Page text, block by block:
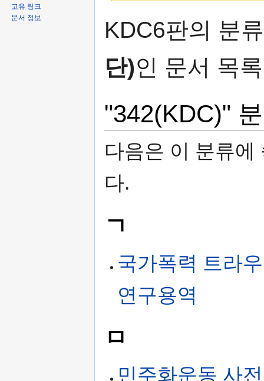
러
로
색
가
KDC6판의 분
단)인 문서 목
"342(KDC)"
다음은 이 분류에
다.
ㄱ
국가폭력 트라
연구용역
ㅁ
민주화운동 사
고유 링크
문서 정보